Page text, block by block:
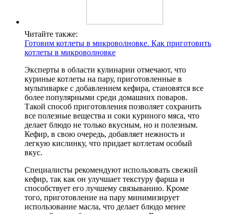
Читайте также:
Готовим котлеты в микроволновке. Как приготовить
котлеты в микроволновке
Эксперты в области кулинарии отмечают, что
куриные котлеты на пару, приготовленные в
мультиварке с добавлением кефира, становятся все
более популярными среди домашних поваров.
Такой способ приготовления позволяет сохранить
все полезные вещества и соки куриного мяса, что
делает блюдо не только вкусным, но и полезным.
Кефир, в свою очередь, добавляет нежность и
легкую кислинку, что придает котлетам особый
вкус.
Специалисты рекомендуют использовать свежий
кефир, так как он улучшает текстуру фарша и
способствует его лучшему связыванию. Кроме
того, приготовление на пару минимизирует
использование масла, что делает блюдо менее